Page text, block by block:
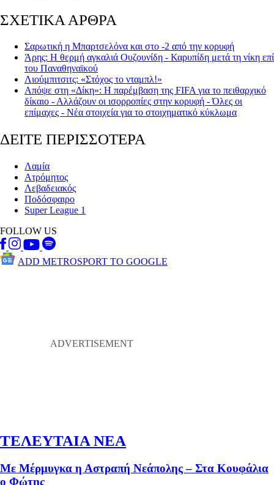
ΣΧΕΤΙΚΑ ΑΡΘΡΑ
Σαρωτική η Μπαρτσελόνα και στο -2 από την κορυφή
Άρης: Η θερμή αγκαλιά Ουζουνίδη - Καρυπίδη μετά τη νίκη επί
του Παναθηναϊκού
Λιούμπιτσιτς: «Στόχος το νταμπλ!»
Απόψε στη «Δίκη»: Η παρέμβαση της FIFA για το πειθαρχικό
δίκαιο - Αλλάζουν οι ισορροπίες στην κορυφή - Όλες οι
επίμαχες - Νέα στοιχεία για το στοιχηματικό κύκλωμα
ΔΕΙΤΕ ΠΕΡΙΣΣΟΤΕΡΑ
Λαμία
Ατρόμητος
Λεβαδειακός
Ποδόσφαιρο
Super League 1
FOLLOW US
ADD METROSPORT TO GOOGLE
ΤΕΛΕΥΤΑΙΑ ΝΕΑ
Με Μέρμυγκα η Αστραπή Νεάπολης – Στα Κουφάλια
ο Φώτης